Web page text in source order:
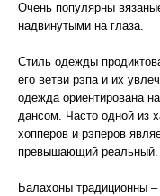
Очень популярны
надвинутыми на глаза.
Стиль одежды
его ветви рэпа и их
одежда ориентирована
дансом. Часто одной из
хопперов и рэперов
превышающий реальный.
Балахоны традиционны